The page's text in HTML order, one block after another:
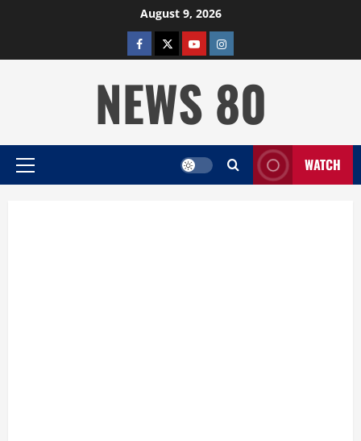
August 9, 2026
facebooktwitterYOUTUBE
instagram
NEWS 80
Primary
WATCH